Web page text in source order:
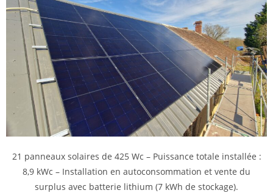
21 panneaux solaires de 425 Wc – Puissance totale installée :
8,9 kWc – Installation en autoconsommation et vente du
surplus avec batterie lithium (7 kWh de stockage).